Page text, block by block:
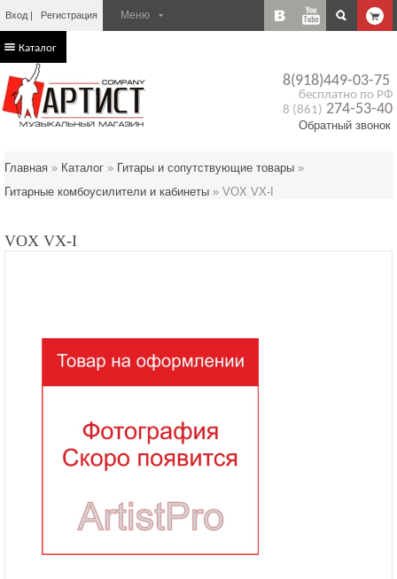
Вход Регистрация
8(918)449-03-75
бесплатно по РФ
8 (861) 274-53-40
Обратный звонок
Каталог
Главная » Каталог » Гитары и сопутствующие товары »
Гитарные комбоусилители и кабинеты » VOX VX-I
VOX VX-I